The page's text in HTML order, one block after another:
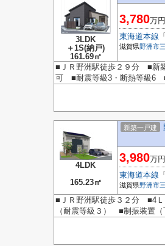
3LDK
＋1S(納戸)
161.69㎡
3,780万円
東海道本線
滋賀県野洲市
■ＪＲ野洲駅徒歩２９分 ■
可 ■耐震等級3・断熱等級6
4LDK
165.23㎡
新築一戸建
3,980万円
東海道本線
滋賀県野洲市
■ＪＲ野洲駅徒歩３２分 ■4
（耐震等級３） ■制振装置